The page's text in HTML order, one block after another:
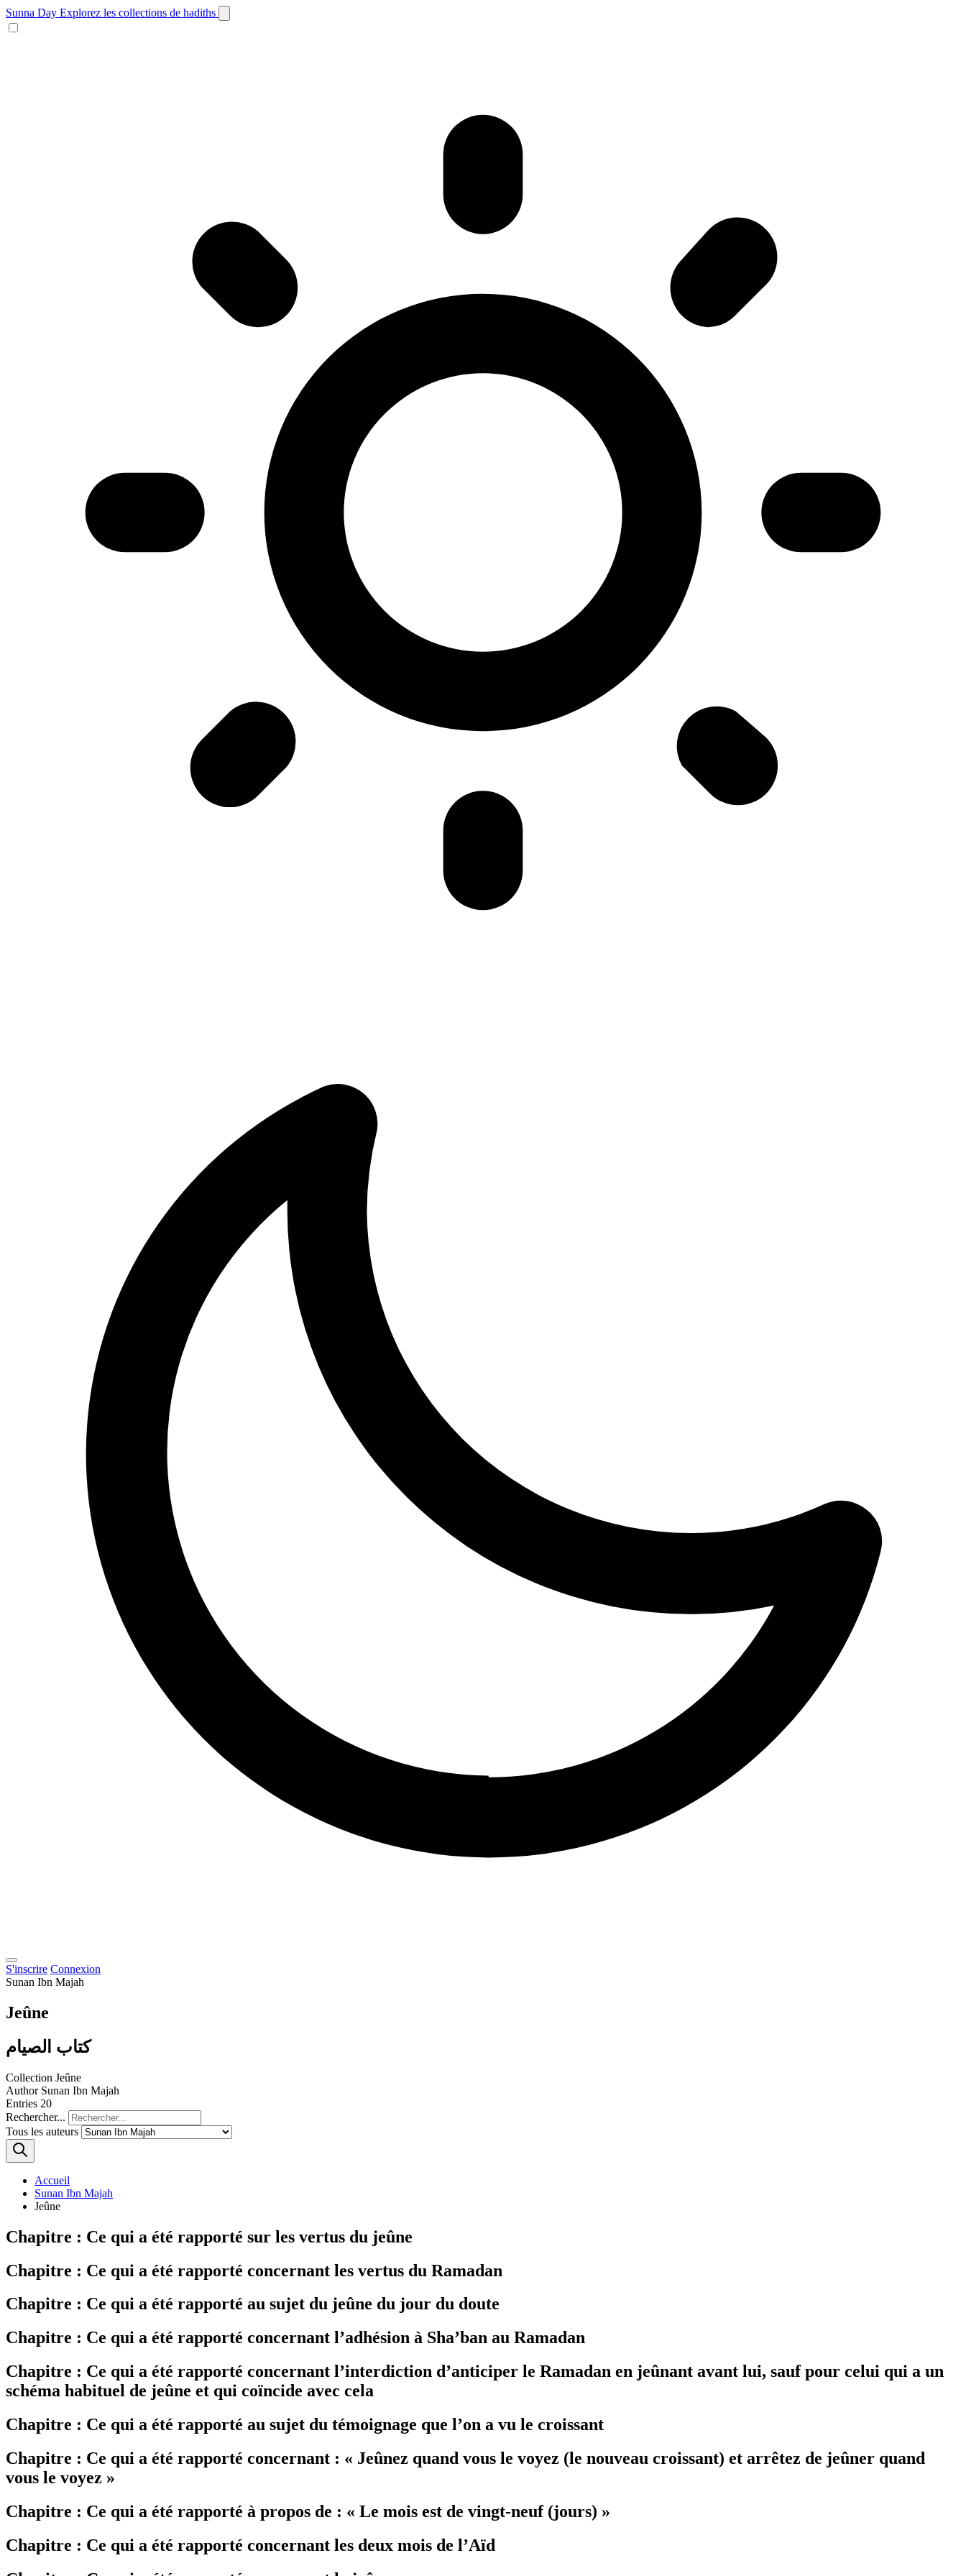
Sunna Day Explorez les collections de hadiths
S'inscrire Connexion
Sunan Ibn Majah
Jeûne
كتاب الصيام
Collection Jeûne
Author Sunan Ibn Majah
Entries 20
Rechercher...
Tous les auteurs
Accueil
Sunan Ibn Majah
Jeûne
Chapitre : Ce qui a été rapporté sur les vertus du jeûne
Chapitre : Ce qui a été rapporté concernant les vertus du Ramadan
Chapitre : Ce qui a été rapporté au sujet du jeûne du jour du doute
Chapitre : Ce qui a été rapporté concernant l’adhésion à Sha’ban au Ramadan
Chapitre : Ce qui a été rapporté concernant l’interdiction d’anticiper le Ramadan en jeûnant avant lui, sauf pour celui qui a un
schéma habituel de jeûne et qui coïncide avec cela
Chapitre : Ce qui a été rapporté au sujet du témoignage que l’on a vu le croissant
Chapitre : Ce qui a été rapporté concernant : « Jeûnez quand vous le voyez (le nouveau croissant) et arrêtez de jeûner quand
vous le voyez »
Chapitre : Ce qui a été rapporté à propos de : « Le mois est de vingt-neuf (jours) »
Chapitre : Ce qui a été rapporté concernant les deux mois de l’Aïd